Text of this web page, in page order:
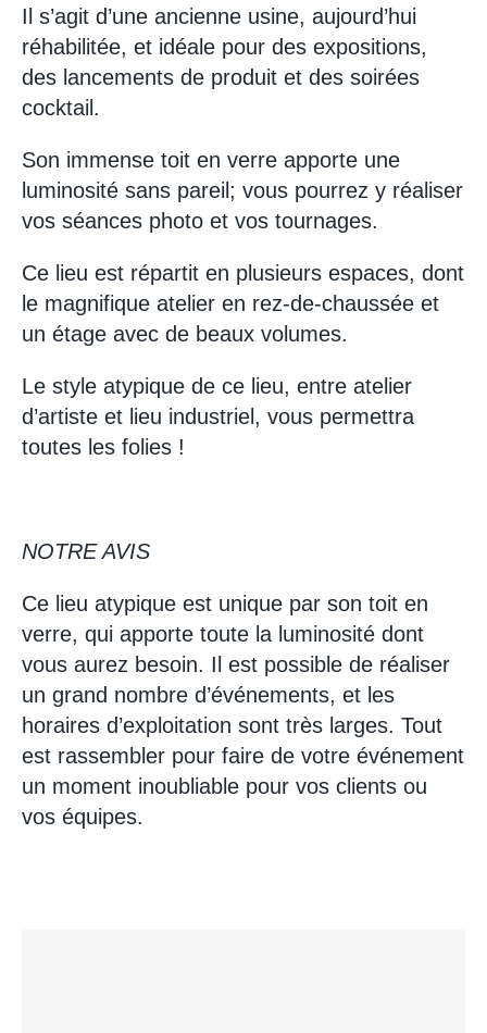
Il s’agit d’une ancienne usine, aujourd’hui
réhabilitée, et idéale pour des expositions,
des lancements de produit et des soirées
cocktail.
Son immense toit en verre apporte une
luminosité sans pareil; vous pourrez y réaliser
vos séances photo et vos tournages.
Ce lieu est répartit en plusieurs espaces, dont
le magnifique atelier en rez-de-chaussée et
un étage avec de beaux volumes.
Le style atypique de ce lieu, entre atelier
d’artiste et lieu industriel, vous permettra
toutes les folies !
NOTRE AVIS
Ce lieu atypique est unique par son toit en
verre, qui apporte toute la luminosité dont
vous aurez besoin. Il est possible de réaliser
un grand nombre d’événements, et les
horaires d’exploitation sont très larges. Tout
est rassembler pour faire de votre événement
un moment inoubliable pour vos clients ou
vos équipes.